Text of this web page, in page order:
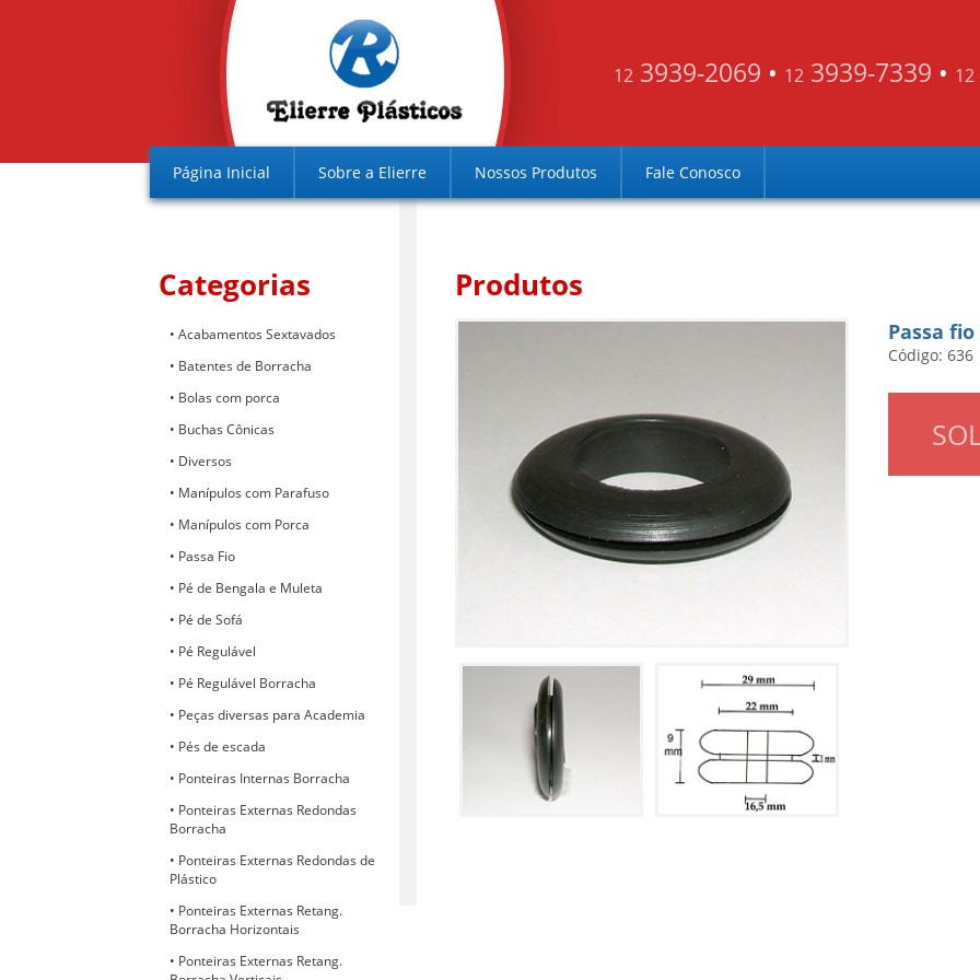
12 3939-2069 • 12 3939-7339 • 12
Página Inicial Sobre a Elierre Nossos Produtos Fale Conosco
Categorias
Acabamentos Sextavados
Batentes de Borracha
Bolas com porca
Buchas Cônicas
Diversos
Manípulos com Parafuso
Manípulos com Porca
Passa Fio
Pé de Bengala e Muleta
Pé de Sofá
Pé Regulável
Pé Regulável Borracha
Peças diversas para Academia
Pés de escada
Ponteiras Internas Borracha
Ponteiras Externas Redondas
Borracha
Ponteiras Externas Redondas de
Plástico
Ponteiras Externas Retang.
Borracha Horizontais
Ponteiras Externas Retang.
Produtos
Passa fio
Código: 636